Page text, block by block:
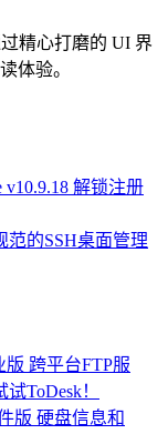
精心打磨的 UI 界
体验。
v10.9.18 解锁注册
范的SSH桌面管理
版 跨平台FTP服
ToDesk！
版 硬盘信息和